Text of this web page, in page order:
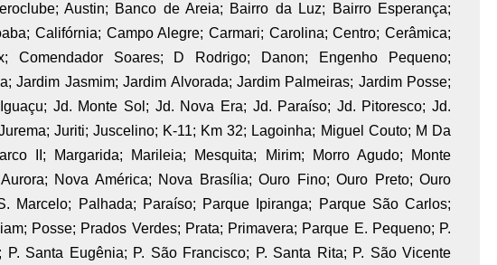
Austin; Banco de Areia; Bairro da Luz; Bairro Esperança;
Califórnia; Campo Alegre; Carmari; Carolina; Centro; Cerâmica;
Comendador Soares; D Rodrigo; Danon; Engenho Pequeno;
Jardim Jasmim; Jardim Alvorada; Jardim Palmeiras; Jardim Posse;
Jd. Monte Sol; Jd. Nova Era; Jd. Paraíso; Jd. Pitoresco; Jd.
Juriti; Juscelino; K-11; Km 32; Lagoinha; Miguel Couto; M Da
II; Margarida; Marileia; Mesquita; Mirim; Morro Agudo; Monte
Nova América; Nova Brasília; Ouro Fino; Ouro Preto; Ouro
Marcelo; Palhada; Paraíso; Parque Ipiranga; Parque São Carlos;
Posse; Prados Verdes; Prata; Primavera; Parque E. Pequeno; P.
P. Santa Eugênia; P. São Francisco; P. Santa Rita; P. São Vicente